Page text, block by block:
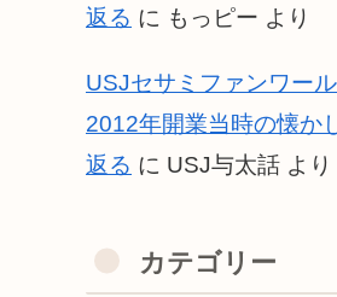
返る に もっピー より
USJセサミファンワール
2012年開業当時の懐か
返る に USJ与太話 より
カテゴリー